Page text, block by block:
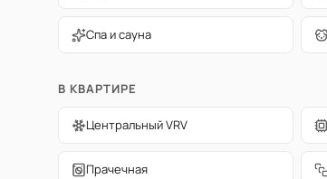
Спа и сауна
В КВАРТИРЕ
Центральный VRV
Прачечная